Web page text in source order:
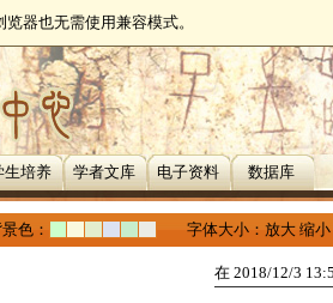
器也无需使用兼容模式。
生培养 学者文库 电子资料 数据库
色： 字体大小： 放大 缩小
在 2018/12/3